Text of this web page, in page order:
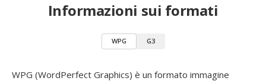
Informazioni sui formati
WPG G3
WPG (WordPerfect Graphics) è un formato immagine